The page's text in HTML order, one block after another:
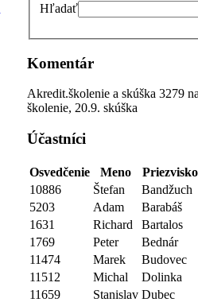
Hľadať
Komentár
Akredit.školenie a skúška 3279
školenie, 20.9. skúška
Účastníci
Osvedčenie Meno
Priezvisko
10886
Štefan
Bandžuch
5203
Adam
Barabáš
1631
Richard
Bartalos
1769
Peter
Bednár
11474
Marek
Budovec
11512
Michal
Dolinka
11659
Stanislav Dubec